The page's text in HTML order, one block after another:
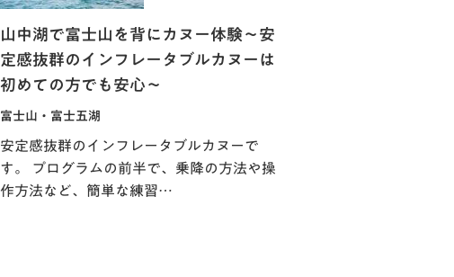
山中湖で富士山を背にカヌー体験～安
定感抜群のインフレータブルカヌーは
初めての方でも安心～
富士山・富士五湖
安定感抜群のインフレータブルカヌーで
す。 プログラムの前半で、乗降の方法や操
作方法など、簡単な練習…